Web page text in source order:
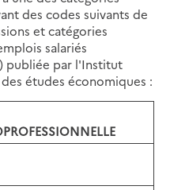
des codes suivants de
et catégories
salariés
publiée par l'Institut
études économiques :